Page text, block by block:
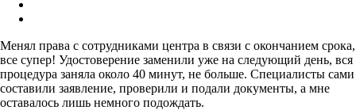
Менял права с сотрудниками центра в связи с окончанием срока,
все супер! Удостоверение заменили уже на следующий день, вся
процедура заняла около 40 минут, не больше. Специалисты сами
составили заявление, проверили и подали документы, а мне
оставалось лишь немного подождать.